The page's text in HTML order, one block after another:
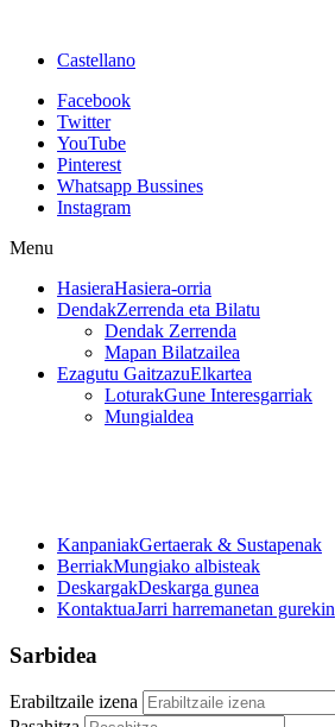
Castellano
Facebook
Twitter
YouTube
Pinterest
Whatsapp Bussines
Instagram
Menu
HasieraHasiera-orria
DendakZerrenda eta Bilatu
Dendak Zerrenda
Mapan Bilatzailea
Ezagutu GaitzazuElkartea
LoturakGune Interesgarriak
Mungialdea
KanpaniakGertaerak & Sustapenak
BerriakMungiako albisteak
DeskargakDeskarga gunea
KontaktuaJarri harremanetan gurekin
Sarbidea
Erabiltzaile izena